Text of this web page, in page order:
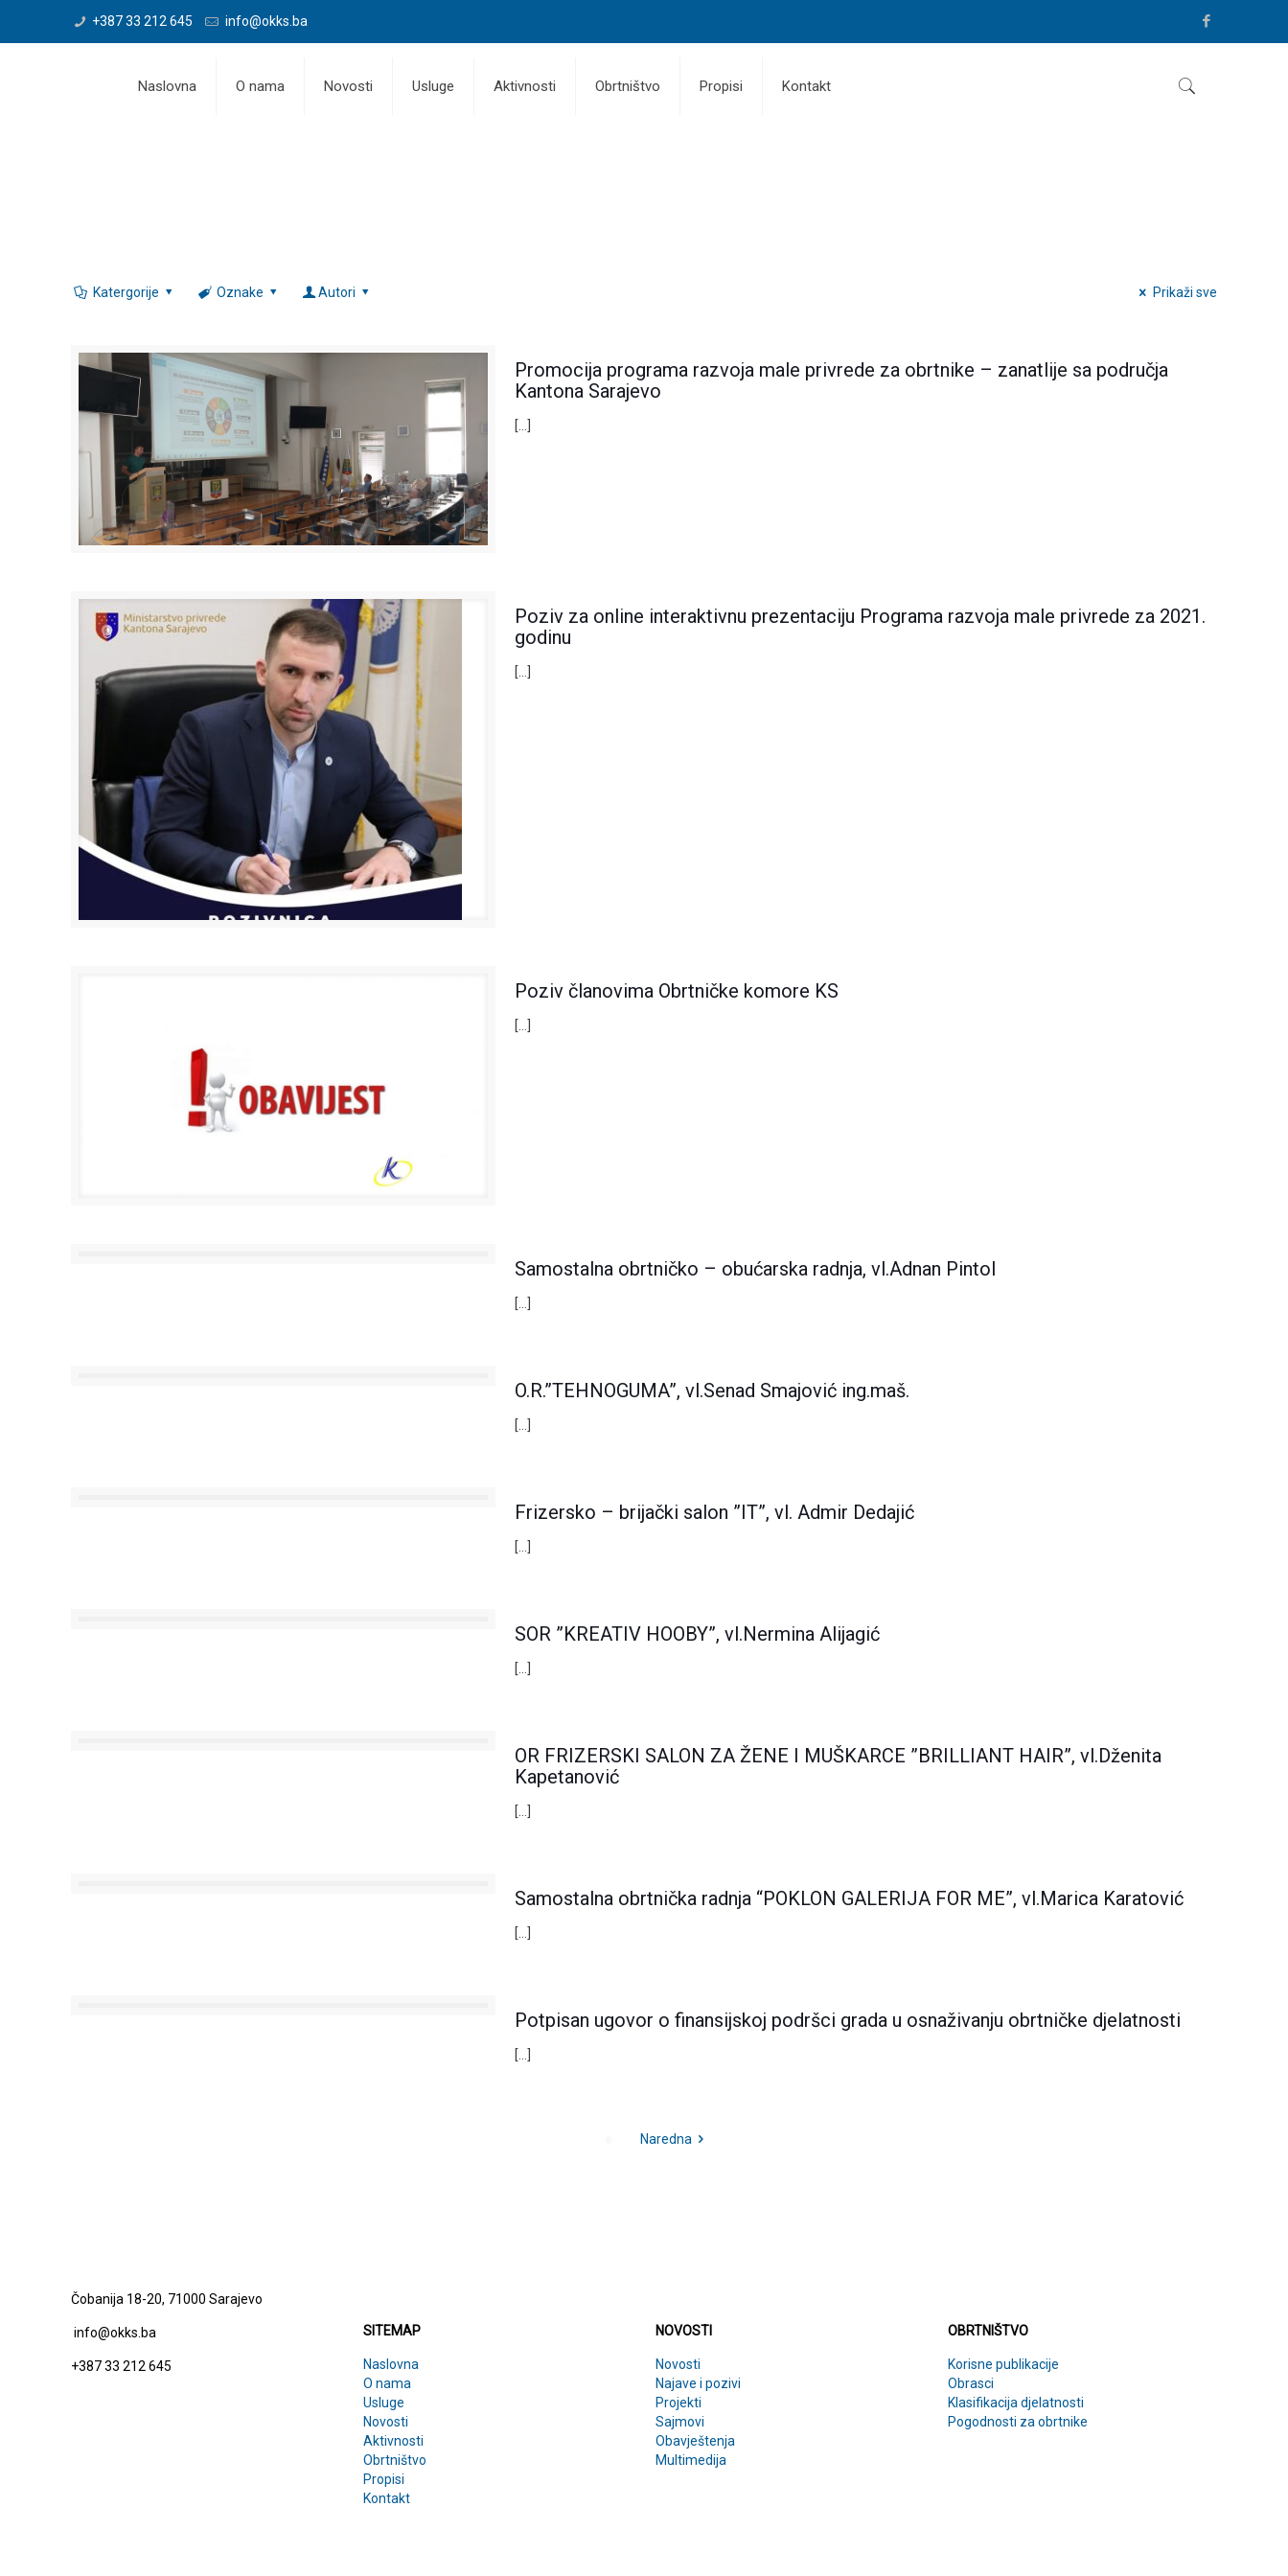
+387 33 212 645 info@okks.ba
Naslovna O nama Novosti Usluge Aktivnosti Obrtništvo Propisi Kontakt
Katergorije Oznake Autori Prikaži sve
Promocija programa razvoja male privrede za obrtnike – zanatlije sa područja
Kantona Sarajevo
[…]
Poziv za online interaktivnu prezentaciju Programa razvoja male privrede za 2021.
godinu
[…]
Poziv članovima Obrtničke komore KS
[…]
Samostalna obrtničko – obućarska radnja, vl.Adnan Pintol
[…]
O.R.”TEHNOGUMA”, vl.Senad Smajović ing.maš.
[…]
Frizersko – brijački salon ”IT”, vl. Admir Dedajić
[…]
SOR ”KREATIV HOOBY”, vl.Nermina Alijagić
[…]
OR FRIZERSKI SALON ZA ŽENE I MUŠKARCE ”BRILLIANT HAIR”, vl.Dženita
Kapetanović
[…]
Samostalna obrtnička radnja “POKLON GALERIJA FOR ME”, vl.Marica Karatović
[…]
Potpisan ugovor o finansijskoj podršci grada u osnaživanju obrtničke djelatnosti
[…]
Naredna
Čobanija 18-20, 71000 Sarajevo
info@okks.ba
+387 33 212 645
SITEMAP
Naslovna
O nama
Usluge
Novosti
Aktivnosti
Obrtništvo
Propisi
Kontakt
NOVOSTI
Novosti
Najave i pozivi
Projekti
Sajmovi
Obavještenja
Multimedija
OBRTNIŠTVO
Korisne publikacije
Obrasci
Klasifikacija djelatnosti
Pogodnosti za obrtnike